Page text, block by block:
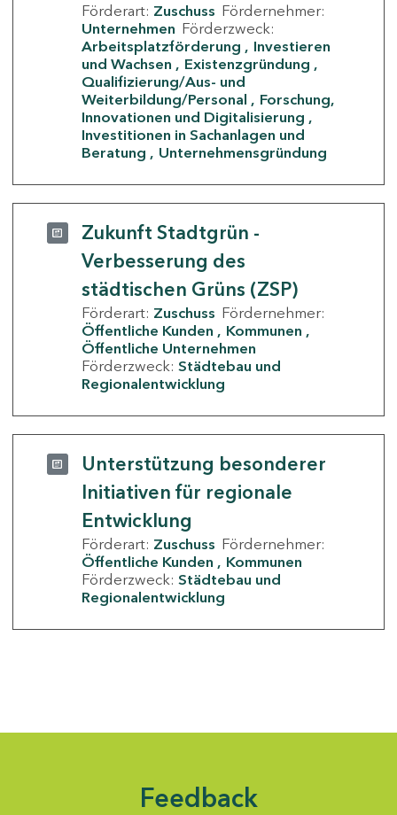
Förderart: Zuschuss Fördernehmer:
Unternehmen Förderzweck:
Arbeitsplatzförderung
Investieren
und Wachsen
Existenzgründung
Qualifizierung/Aus- und
Weiterbildung/Personal
Forschung,
Innovationen und Digitalisierung
Investitionen in Sachanlagen und
Beratung
Unternehmensgründung
Zukunft Stadtgrün -
Verbesserung des
städtischen Grüns (ZSP)
Förderart: Zuschuss Fördernehmer:
Öffentliche Kunden
Kommunen
Öffentliche Unternehmen
Förderzweck: Städtebau und
Regionalentwicklung
Unterstützung besonderer
Initiativen für regionale
Entwicklung
Förderart: Zuschuss Fördernehmer:
Öffentliche Kunden
Kommunen
Förderzweck: Städtebau und
Regionalentwicklung
Feedback